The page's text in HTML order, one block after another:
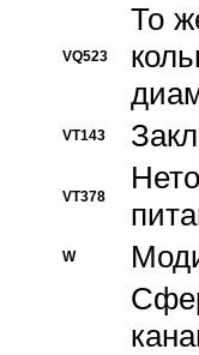
VQ523
То
VT143
VT378
W